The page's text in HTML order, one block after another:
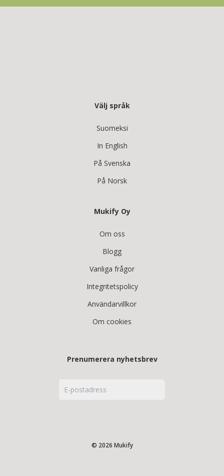
Välj språk
Suomeksi
In English
På Svenska
På Norsk
Mukify Oy
Om oss
Blogg
Vanliga frågor
Integritetspolicy
Användarvillkor
Om cookies
Prenumerera nyhetsbrev
© 2026 Mukify